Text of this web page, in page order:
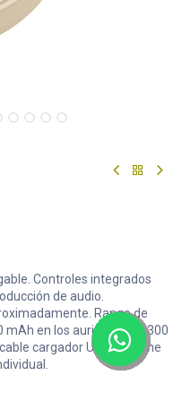
Controles integrados
de audio.
Rango de
en los auriculares y 300
cargador USB, estuche